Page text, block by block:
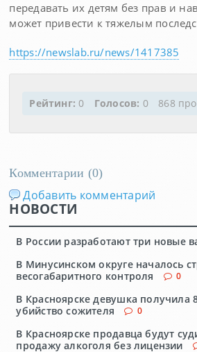
передавать их детям без прав и
может привести к тяжелым
https://newslab.ru/news/1417385
Рейтинг:0 Голосов: 0 868
Комментарии (0)
Добавить комментарий
НОВОСТИ
В России разработают три новые
В Минусинском округе началось
весогабаритного контроля
0
В Красноярске девушка получила
убийство сожителя
0
В Красноярске продавца будут
продажу алкоголя без лицензии